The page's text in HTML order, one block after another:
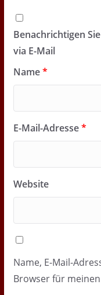
Benachrichtigen
via E-Mail
Name*
E-Mail-Adresse*
Website
Name, E-Mail-
Browser für